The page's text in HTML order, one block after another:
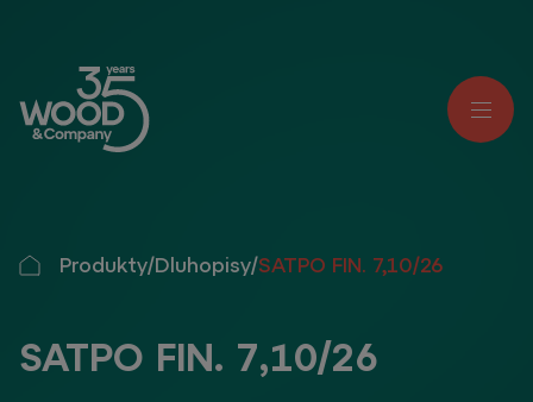
Produkty/Dluhopisy/SATPO FIN. 7,10/26
SATPO FIN. 7,10/26